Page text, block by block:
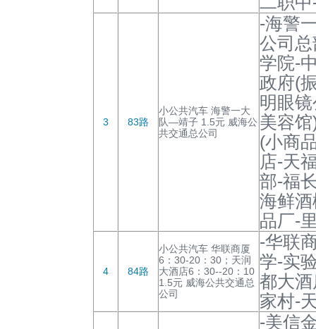
3 83路
小公共汽车 海警一大
队—靖子 1.5元 威海公
共交通总公司
-海警
公司
学院-
政府(
明眼
美容
(小商
店-天
部-福
海鲜
品厂-
4 84路
小公共汽车 华联商厦
6：30-20：30；天润
大酒店6：30--20：10
1.5元 威海公共交通总
公司
-华联
学-实
都大
家村-
-美信